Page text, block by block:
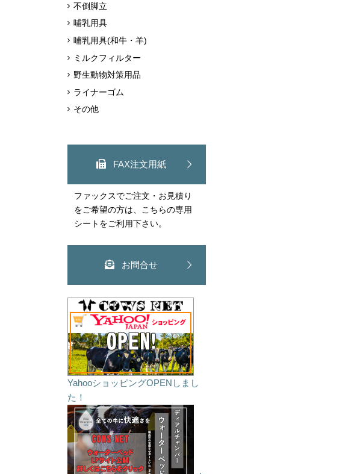
不倒脚立
哺乳用具
哺乳用具(和牛・羊)
ミルクフィルター
野生動物対策用品
ライナーゴム
その他
FAX注文用紙
ファックスでご注文・お見積り
をご希望の方は、こちらの専用
シートをご利用下さい。
お問合せ
YahooショッピングOPENしまし
た！